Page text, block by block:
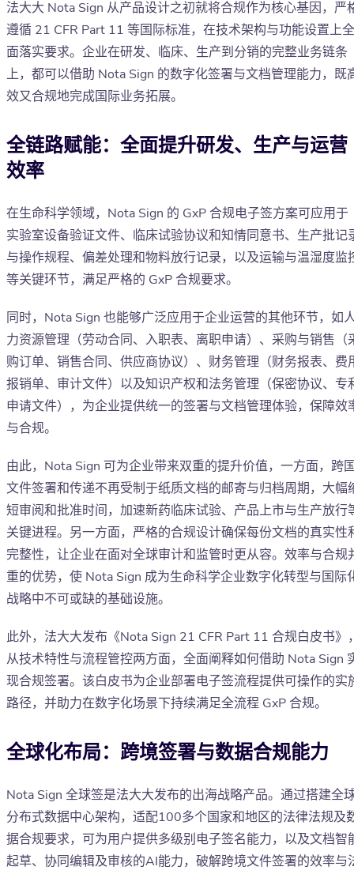
法大大 Nota Sign 从产品设计之初就将合规作为核心基因，严
遵循 21 CFR Part 11 等国际标准，在技术架构与功能设置上全
面落实要求。企业在研发、临床、生产到分销的完整业务链条
上，都可以借助 Nota Sign 的数字化签署与文档管理能力，既
效又合规地完成国际业务拓展。
全链路赋能：全面提升研发、生产与运营
效率
在生命科学领域，Nota Sign 的 GxP 合规电子签方案可应用于
实验室设备验证文件、临床试验协议和知情同意书、生产批记
与操作规程、偏差处理和物料放行记录，以及运输与温湿度监
等关键环节，满足严格的 GxP 合规要求。
同时，Nota Sign 也能够广泛应用于企业运营的其他环节，如
力资源管理（劳动合同、入职表、离职申请）、采购与销售（
购订单、销售合同、供应商协议）、财务管理（财务报表、费
报销单、审计文件）以及知识产权和法务管理（保密协议、专
申请文件），为企业提供统一的签署与文档管理体验，保障效
与合规。
由此，Nota Sign 可为企业带来双重的提升价值，一方面，跨
文件签署和传递不再受制于纸质文档的邮寄与归档周期，大幅
短审阅和批准时间，加速新药临床试验、产品上市与生产放行
关键进程。另一方面，严格的合规设计确保每份文档的真实性
完整性，让企业在面对全球审计和监管时更从容。效率与合规
重的优势，使 Nota Sign 成为生命科学企业数字化转型与国际
战略中不可或缺的基础设施。
此外，法大大发布《Nota Sign 21 CFR Part 11 合规白皮书》
从技术特性与流程管控两方面，全面阐释如何借助 Nota Sign
现合规签署。该白皮书为企业部署电子签流程提供可操作的实
路径，并助力在数字化场景下持续满足全流程 GxP 合规。
全球化布局：跨境签署与数据合规能力
Nota Sign 全球签是法大大发布的出海战略产品。通过搭建全
分布式数据中心架构，适配100多个国家和地区的法律法规及
据合规要求，可为用户提供多级别电子签名能力，以及文档智
起草、协同编辑及审核的AI能力，破解跨境文件签署的效率与